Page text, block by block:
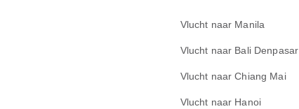
Vlucht naar Manila
Vlucht naar Bali Denpasar
Vlucht naar Chiang Mai
Vlucht naar Hanoi